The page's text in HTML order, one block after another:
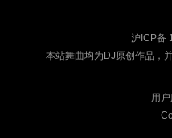
沪ICP备
本站舞曲均为DJ原创作品，
用